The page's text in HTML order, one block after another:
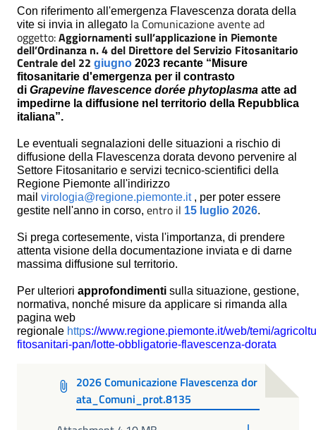
Con riferimento all'emergenza Flavescenza dorata della
vite si invia in allegato la Comunicazione avente ad
oggetto:Aggiornamenti sull’applicazione in Piemonte
dell’Ordinanza n. 4 del Direttore del Servizio Fitosanitario
Centrale del 22 giugno 2023 recante “Misure
fitosanitarie d'emergenza per il contrasto
di Grapevine flavescence dorée phytoplasma atte ad
impedirne la diffusione nel territorio della Repubblica
italiana”.
Le eventuali segnalazioni delle situazioni a rischio di
diffusione della Flavescenza dorata devono pervenire al
Settore Fitosanitario e servizi tecnico-scientifici della
Regione Piemonte all'indirizzo
mail virologia@regione.piemonte.it , per poter essere
gestite nell'anno in corso, entro il 15 luglio 2026.
Si prega cortesemente, vista l'importanza, di prendere
attenta visione della documentazione inviata e di darne
massima diffusione sul territorio.
Per ulteriori approfondimenti sulla situazione, gestione,
normativa, nonché misure da applicare si rimanda alla
pagina web
regionale https://www.regione.piemonte.it/web/temi/
fitosanitari-pan/lotte-obbligatorie-flavescenza-dorata
2026 Comunicazione Flavescenza dor
ata_Comuni_prot.8135